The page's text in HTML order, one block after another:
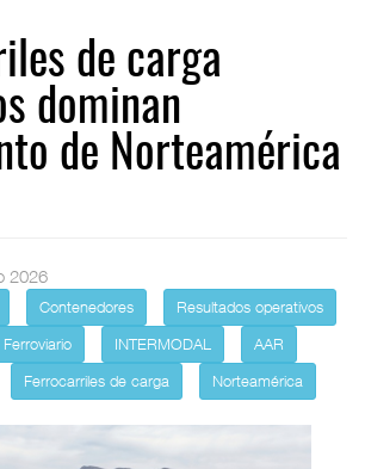
de carga
dominan
de Norteamérica
2026
Contenedores
Resultados operativos
INTERMODAL
AAR
Ferrocarriles de carga Norteamérica